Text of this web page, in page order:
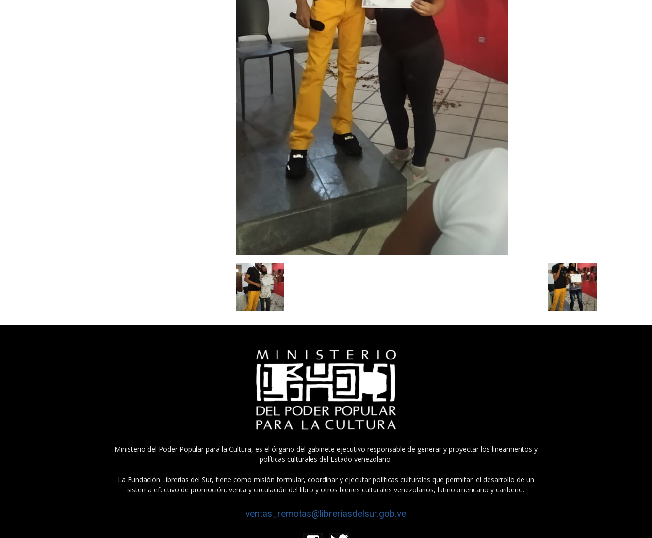
Ministerio del Poder Popular para la Cultura, es el órgano del gabinete ejecutivo responsable de generar y proyectar los lineamientos y
políticas culturales del Estado venezolano.
La Fundación Librerías del Sur, tiene como misión formular, coordinar y ejecutar políticas culturales que permitan el desarrollo de un
sistema efectivo de promoción, venta y circulación del libro y otros bienes culturales venezolanos, latinoamericano y caribeño.
ventas_remotas@libreriasdelsur.gob.ve